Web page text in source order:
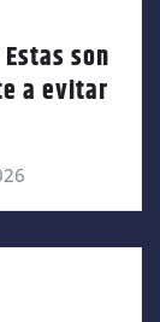
son
a evitar